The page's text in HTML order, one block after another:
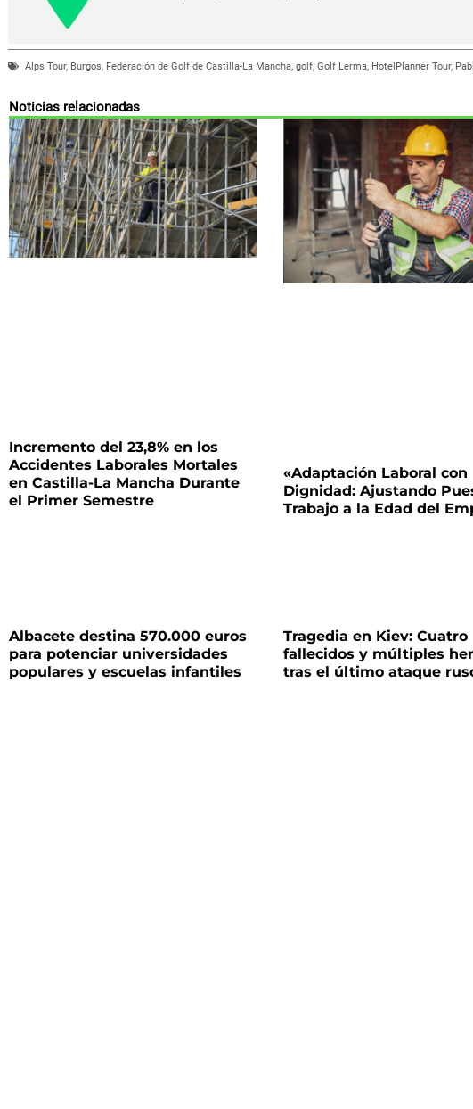
Alps Tour, Burgos, Federación de Golf de Castilla-La Mancha, golf, Golf Lerma, HotelPlanner Tour,
Noticias relacionadas
Incremento del 23,8% en los
Accidentes Laborales Mortales
en Castilla-La Mancha Durante
el Primer Semestre
«Adaptación Laboral con
Dignidad: Ajustando
Trabajo a la Edad del
Albacete destina 570.000 euros
para potenciar universidades
populares y escuelas infantiles
Tragedia en Kiev: Cuatro
fallecidos y múltiples
tras el último ataque